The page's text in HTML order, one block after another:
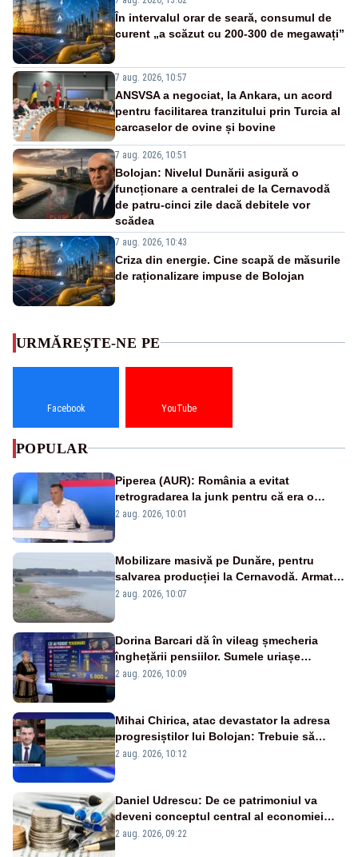
În intervalul orar de seară, consumul de
curent „a scăzut cu 200-300 de megawați”
7 aug. 2026, 10:57
ANSVSA a negociat, la Ankara, un acord
pentru facilitarea tranzitului prin Turcia al
carcaselor de ovine și bovine
7 aug. 2026, 10:51
Bolojan: Nivelul Dunării asigură o
funcționare a centralei de la Cernavodă
de patru-cinci zile dacă debitele vor
scădea
7 aug. 2026, 10:43
Criza din energie. Cine scapă de măsurile
de raționalizare impuse de Bolojan
URMĂREȘTE-NE PE
Facebook YouTube
POPULAR
Piperea (AUR): România a evitat
retrogradarea la junk pentru că era o
catastrofă pentru bănci și fondurile de
2 aug. 2026, 10:01
Mobilizare masivă pe Dunăre, pentru
salvarea producției la Cernavodă. Armata
va detona o stâncă și va devia apa
2 aug. 2026, 10:07
Dorina Barcari dă în vileag șmecheria
înghețării pensiilor. Sumele uriașe
pierdute de fiecare român
2 aug. 2026, 10:09
Mihai Chirica, atac devastator la adresa
progresiștilor lui Bolojan: Trebuie să
protejăm și natura, dar nu șținem omaneii
2 aug. 2026, 10:12
Daniel Udrescu: De ce patrimoniul va
deveni conceptul central al economiei
viitoare?
2 aug. 2026, 09:22